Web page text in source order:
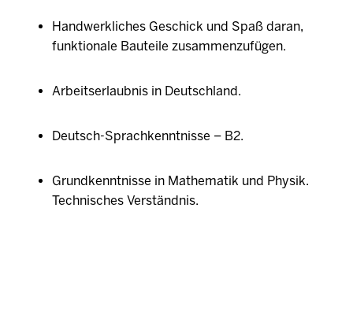
Handwerkliches Geschick und Spaß daran,
funktionale Bauteile zusammenzufügen.
Arbeitserlaubnis in Deutschland.
Deutsch-Sprachkenntnisse – B2.
Grundkenntnisse in Mathematik und Physik.
Technisches Verständnis.